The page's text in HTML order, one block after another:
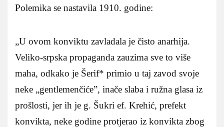
Polemika se nastavila 1910. godine:
„U ovom konviktu zavladala je čisto anarhija.
Veliko-srpska propaganda zauzima sve to više
maha, odkako je Šerif* primio u taj zavod svoje
neke „gentlemenčiće”, inače slaba i ružna glasa iz
prošlosti, jer ih je g. Šukri ef. Krehić, prefekt
konvikta, neke godine protjerao iz konvikta zbog